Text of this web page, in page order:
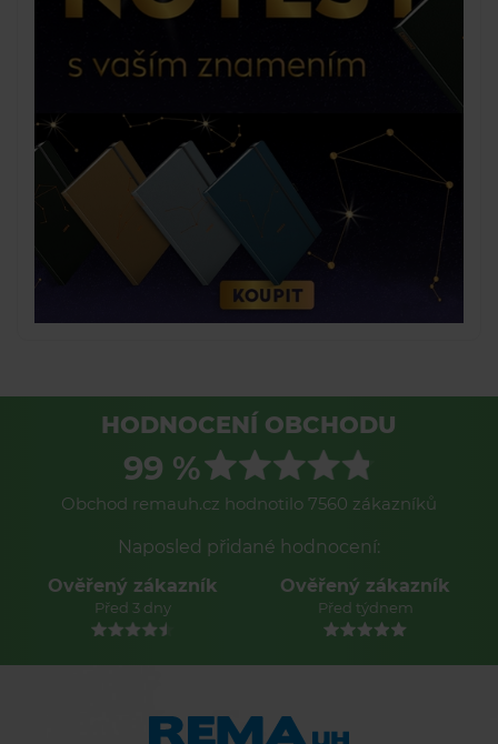
HODNOCENÍ OBCHODU
99 %
Obchod remauh.cz hodnotilo 7560 zákazníků
Naposled přidané hodnocení:
Ověřený zákazník
Před 3 dny
Ověřený zákazník
Před týdnem